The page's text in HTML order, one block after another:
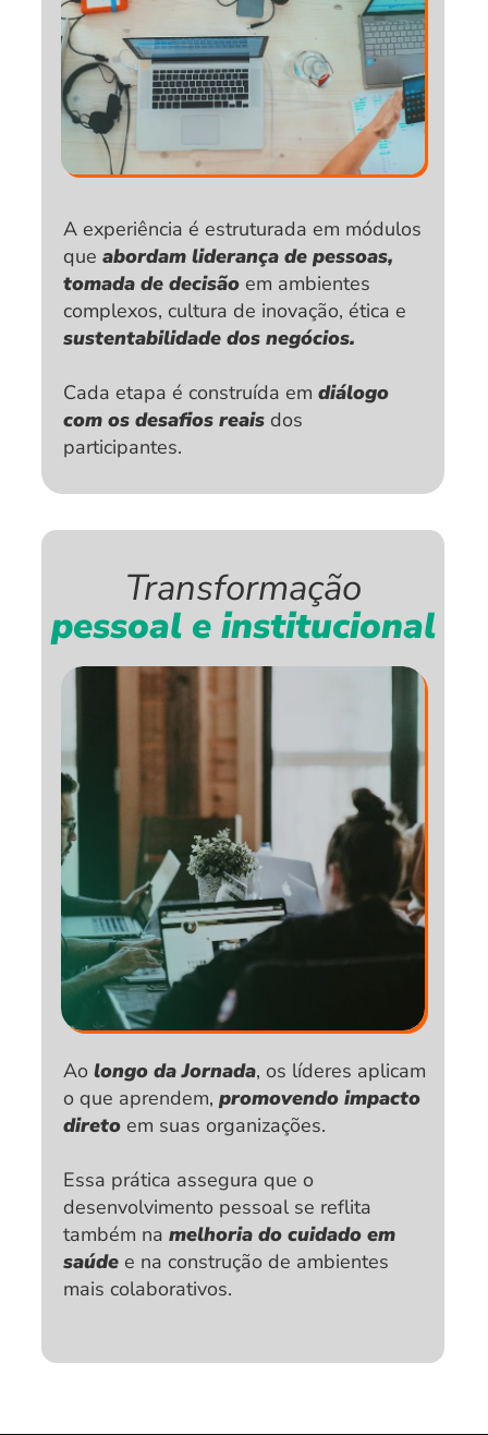
A experiência é estruturada em módulos
que abordam liderança de pessoas,
tomada de decisão em ambientes
sustentabilidade dos negócios.
Cada etapa é construída em diálogo
com os desafios reais dos
participantes.
Transformação
pessoal e institucional
Ao longo da Jornada, os líderes aplicam
o que aprendem, promovendo impacto
direto em suas organizações.
Essa prática assegura que o
desenvolvimento pessoal se reflita
também na melhoria do cuidado em
saúde e na construção de ambientes
mais colaborativos.